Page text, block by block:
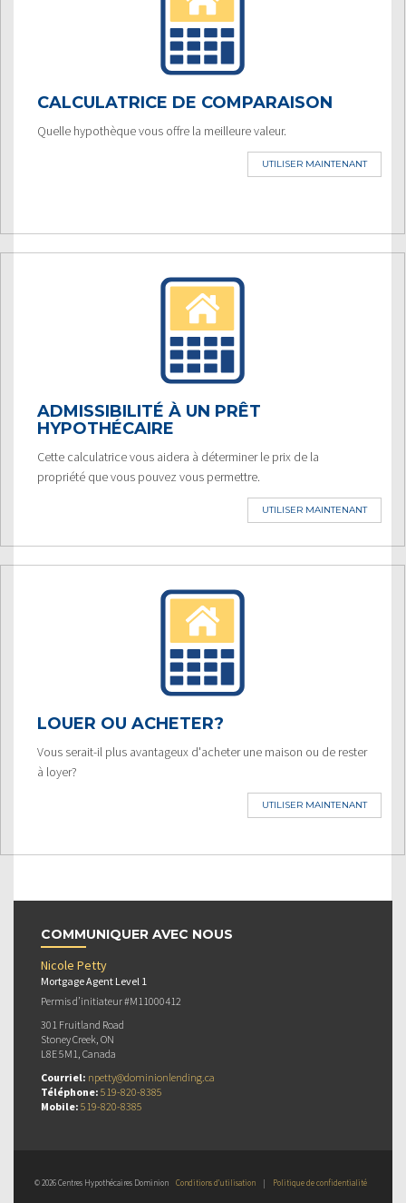
CALCULATRICE DE COMPARAISON
Quelle hypothèque vous offre la meilleure valeur.
UTILISER MAINTENANT
ADMISSIBILITÉ À UN PRÊT
HYPOTHÉCAIRE
Cette calculatrice vous aidera à déterminer le prix de la
propriété que vous pouvez vous permettre.
UTILISER MAINTENANT
LOUER OU ACHETER?
Vous serait-il plus avantageux d'acheter une maison ou de rester
à loyer?
UTILISER MAINTENANT
COMMUNIQUER AVEC NOUS
Nicole Petty
Mortgage Agent Level 1
Permis d’initiateur #M11000412
301 Fruitland Road
Stoney Creek, ON
L8E 5M1, Canada
Courriel: npetty@dominionlending.ca
Téléphone: 519-820-8385
Mobile: 519-820-8385
© 2026 Centres Hypothécaires Dominion Conditions d’utilisation | Politique de confidentialité